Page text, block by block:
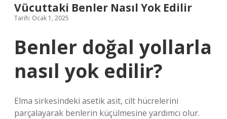
Vücuttaki Benler Nasıl Yok Edilir
Tarih: Ocak 1, 2025
Benler doğal yollarla
nasıl yok edilir?
Elma sirkesindeki asetik asit, cilt hücrelerini
parçalayarak benlerin küçülmesine yardımcı olur.